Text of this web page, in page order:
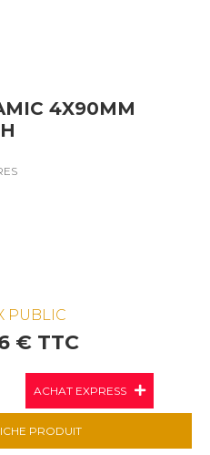
4X90MM
PUBLIC
€ TTC
ACHAT EXPRESS
PRODUIT